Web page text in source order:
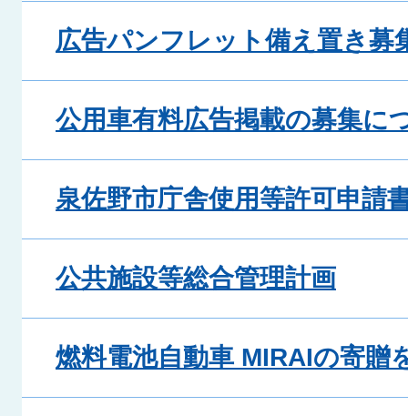
広告パンフレット備え置き募
公用車有料広告掲載の募集に
泉佐野市庁舎使用等許可申請
公共施設等総合管理計画
燃料電池自動車 MIRAIの寄贈